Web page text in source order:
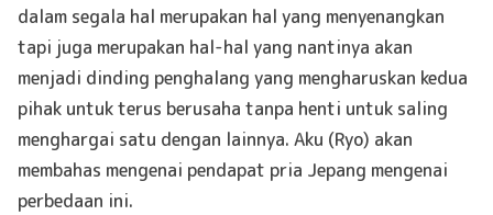
dalam segala hal merupakan hal yang menyenangkan
tapi juga merupakan hal-hal yang nantinya akan
menjadi dinding penghalang yang mengharuskan kedua
pihak untuk terus berusaha tanpa henti untuk saling
menghargai satu dengan lainnya. Aku (Ryo) akan
membahas mengenai pendapat pria Jepang mengenai
perbedaan ini.